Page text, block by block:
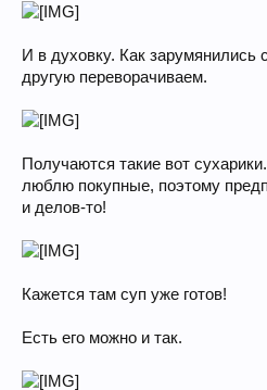
И в духовку. Как зарумянились
другую переворачиваем.
Получаются такие вот
люблю покупные, поэтому
и делов-то!
Кажется там суп уже готов!
Есть его можно и так.